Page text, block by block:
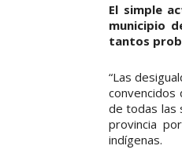
El simple
municipio
tantos
“Las
convencidos
de todas las
provincia
indígenas.